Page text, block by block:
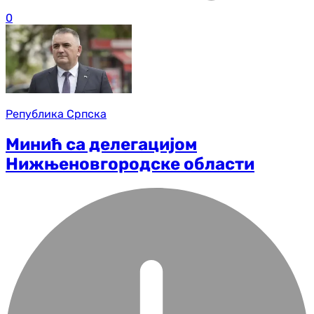
0
Република Српска
Минић са делегацијом
Нижњеновгородске области